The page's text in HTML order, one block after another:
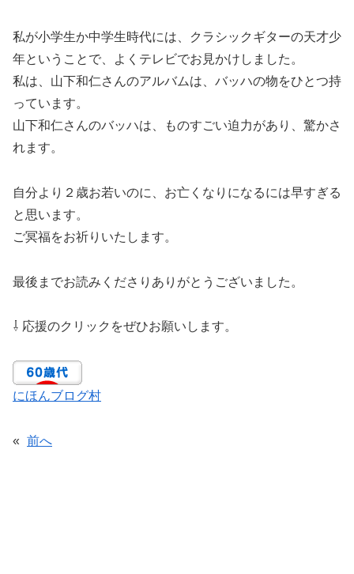
私が小学生か中学生時代には、クラシックギターの天才少
年ということで、よくテレビでお見かけしました。
私は、山下和仁さんのアルバムは、バッハの物をひとつ持
っています。
山下和仁さんのバッハは、ものすごい迫力があり、驚かさ
れます。
自分より２歳お若いのに、お亡くなりになるには早すぎる
と思います。
ご冥福をお祈りいたします。
最後までお読みくださりありがとうございました。
⇩ 応援のクリックをぜひお願いします。
にほんブログ村
« 前へ